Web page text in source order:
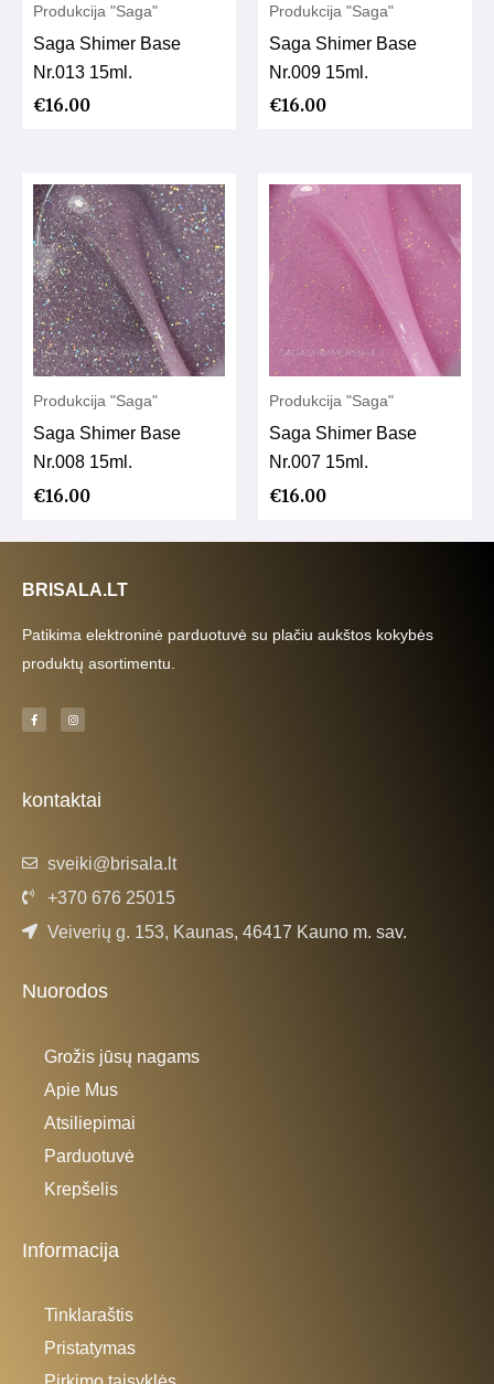
Produkcija "Saga"
Saga Shimer Base
Nr.013 15ml.
€16.00
Produkcija "Saga"
Saga Shimer Base
Nr.009 15ml.
€16.00
Produkcija "Saga"
Saga Shimer Base
Nr.008 15ml.
€16.00
Produkcija "Saga"
Saga Shimer Base
Nr.007 15ml.
€16.00
BRISALA.LT
Patikima elektroninė parduotuvė su plačiu aukštos kokybės
produktų asortimentu.
F
a
c
-
f
I
n
s
m
kontaktai
sveiki@brisala.lt
+370 676 25015
Veiverių g. 153, Kaunas, 46417 Kauno m. sav.
Nuorodos
Grožis jūsų nagams
Apie Mus
Atsiliepimai
Parduotuvė
Krepšelis
Informacija
Tinklaraštis
Pristatymas